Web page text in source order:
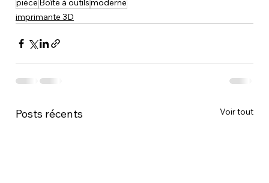
pièce Boîte à outilsmoderne
imprimante 3D
Posts récents Voir tout